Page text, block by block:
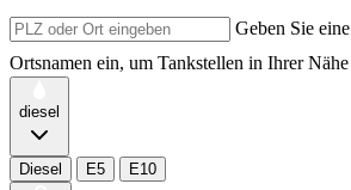
Geben Sie
Ortsnamen ein, um Tankstellen in Ihrer
diesel
Diesel E5 E10